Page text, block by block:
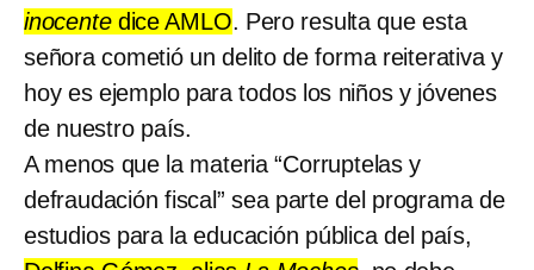
inocentedice AMLO. Pero resulta que esta
señora cometió un delito de forma reiterativa y
hoy es ejemplo para todos los niños y jóvenes
de nuestro país.
A menos que la materia “Corruptelas y
defraudación fiscal” sea parte del programa de
estudios para la educación pública del país,